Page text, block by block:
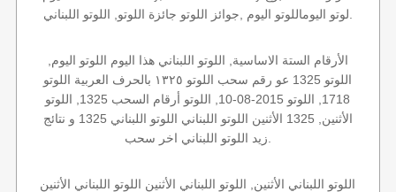
الأرقام الستة الاساسية, اللوتو اللبناني هذا اليوم اللوتو اليوم,
اللوتو 1325 عو رقم سحب اللوتو ١٣٢٥ بالحرف العربية اللوتو
1718, اللوتو 2015-08-10, اللوتو أرقام السحب 1325, اللوتو
الأثنين, 1325 الأثنين اللوتو اللبناني اللوتو اللبناني 1325 و نتائج
اللوتو اللبناني الأثنين, اللوتو اللبناني الأثنين اللوتو اللبناني الأثنين